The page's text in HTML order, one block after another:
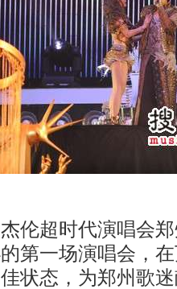
超时代演唱会郑
第一场演唱会，
状态，为郑州歌